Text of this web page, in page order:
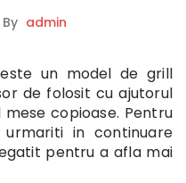
By admin
este un model de grill
de folosit cu ajutorul
copioase. Pentru
in continuare
pentru a afla mai